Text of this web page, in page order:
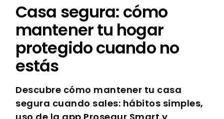
Casa segura: cómo
mantener tu hogar
protegido cuando no
estás
Descubre cómo mantener tu casa
segura cuando sales: hábitos simples,